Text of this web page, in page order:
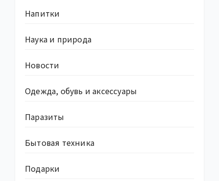
Напитки
Наука и природа
Новости
Одежда, обувь и аксессуары
Паразиты
Бытовая техника
Подарки